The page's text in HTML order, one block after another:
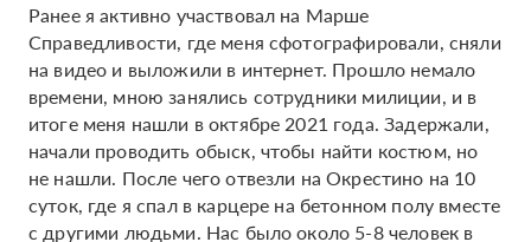
Ранее я активно участвовал на Марше
Справедливости, где меня сфотографировали, сняли
на видео и выложили в интернет. Прошло немало
времени, мною занялись сотрудники милиции, и в
итоге меня нашли в октябре 2021 года. Задержали,
начали проводить обыск, чтобы найти костюм, но
не нашли. После чего отвезли на Окрестино на 10
суток, где я спал в карцере на бетонном полу вместе
с другими людьми. Нас было около 5-8 человек в